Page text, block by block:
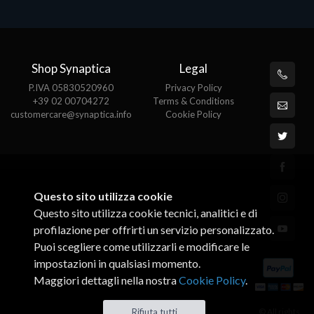
Shop Synaptica
P.IVA 05830520960
+39 02 00704272
customercare@synaptica.info
Legal
Privacy Policy
Terms & Conditions
Cookie Policy
Questo sito utilizza cookie
Questo sito utilizza cookie tecnici, analitici e di
profilazione per offrirti un servizio personalizzato.
Puoi scegliere come utilizzarli e modificare le
impostazioni in qualsiasi momento.
Maggiori dettagli nella nostraCookie Policy.